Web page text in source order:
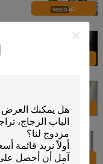
اتصل بنا
الألومنيوم
اتصل بنا
الستائر
للحرارة
اتصل بنا